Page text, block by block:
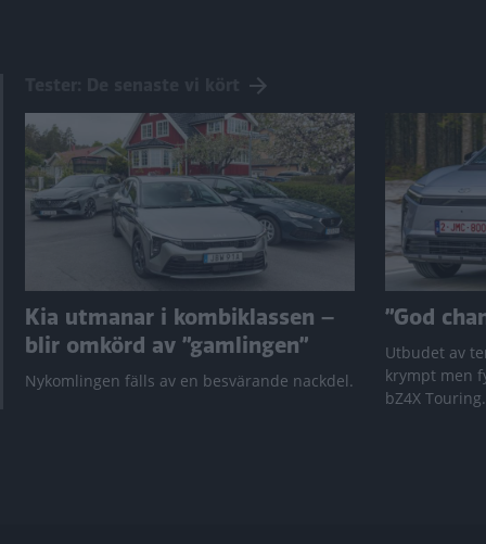
Kia utmanar i kombiklassen –
blir omkörd av ”gamlingen”
Nykomlingen fälls av en besvärande nackdel.
”God
Utbudet av
krympt men
bZ4X